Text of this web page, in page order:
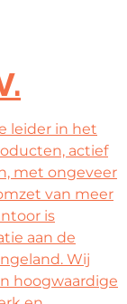
leider in het
actief
met ongeveer
van meer
is
aan de
Wij
hoogwaardige